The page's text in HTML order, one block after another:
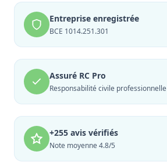
Entreprise enregistrée
BCE 1014.251.301
Assuré RC Pro
Responsabilité civile professionnelle
+255 avis vérifiés
Note moyenne 4.8/5